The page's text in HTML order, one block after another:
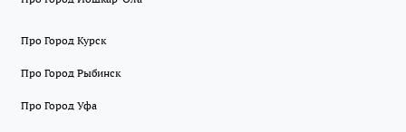
Про Город Курск
Про Город Рыбинск
Про Город Уфа